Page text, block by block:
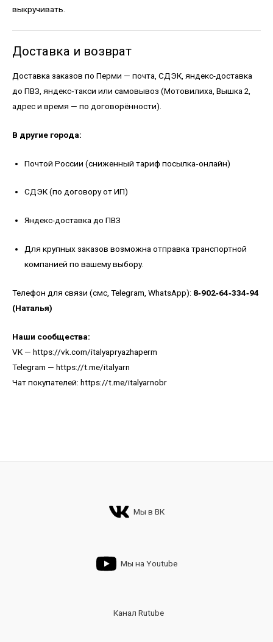
выкручивать.
Доставка и возврат
Доставка заказов по Перми — почта, СДЭК, яндекс-доставка
до ПВЗ, яндекс‑такси или самовывоз (Мотовилиха, Вышка 2,
адрес и время — по договорённости).
В другие города:
Почтой России (сниженный тариф посылка‑онлайн)
СДЭК (по договору от ИП)
Яндекс-доставка до ПВЗ
Для крупных заказов возможна отправка транспортной
компанией по вашему выбору.
Телефон для связи (смс, Telegram, WhatsApp): 8‑902‑64‑334‑94
(Наталья)
Наши сообщества:
VK — https://vk.com/italyapryazhaperm
Telegram — https://t.me/italyarn
Чат покупателей: https://t.me/italyarnobr
Мы в ВК
Мы на Youtube
Канал Rutube